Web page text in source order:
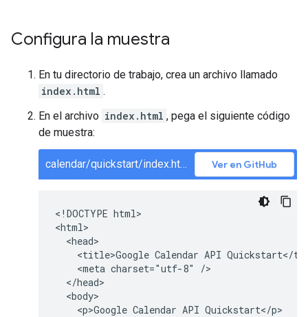
Configura la muestra
En tu directorio de trabajo, crea un archivo llamado
index.html .
En el archivo index.html , pega el siguiente código
de muestra:
calendar/quickstart/index.html Ver en GitHub
<!DOCTYPE html>
<html>
  <head>
<title>Google Calendar API Quickstart</
    <meta charset="utf-8" />
  </head>
  <body>
    <p>Google Calendar API Quickstart</p>